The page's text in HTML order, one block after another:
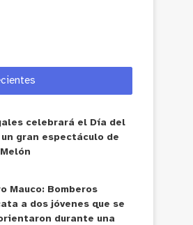
celebrará el Día del
gran espectáculo de
Mauco: Bomberos
a dos jóvenes que se
durante una